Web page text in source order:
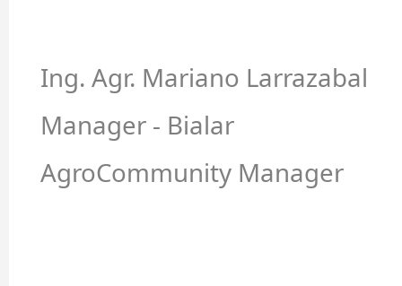
Ing. Agr. Mariano Larrazabal
Manager - Bialar
AgroCommunity Manager